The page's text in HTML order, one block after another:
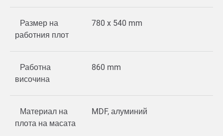
Размер на
работния плот
780 x 540 mm
Работна
височина
860 mm
Материал на
плота на масата
MDF, алуминий